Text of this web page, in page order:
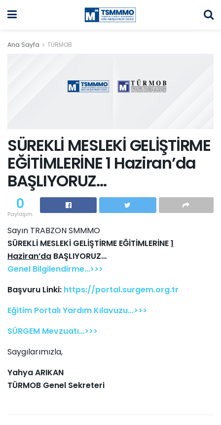
Ana Sayfa TÜRMOB
SÜREKLİ MESLEKİ GELİŞTİRME
EĞİTİMLERİNE 1 Haziran’da
BAŞLIYORUZ…
0
Paylaşım
Sayın TRABZON SMMMO
SÜREKLİ MESLEKİ GELİŞTİRME EĞİTİMLERİNE1
Haziran’da BAŞLIYORUZ…
Genel Bilgilendirme…>>>
Başvuru Linki: https://portal.surgem.org.tr
Eğitim Portalı Yardım Kılavuzu...>>>
SÜRGEM Mevzuatı…>>>
Saygılarımızla,
Yahya ARIKAN
TÜRMOB Genel Sekreteri